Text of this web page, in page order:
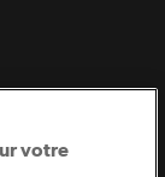
votre